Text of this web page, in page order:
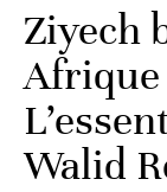
Ziyech
Afrique
Walid